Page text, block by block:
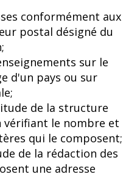
conformément aux
postal désigné du
sur le
d'un pays ou sur
de la structure
vérifiant le nombre et
qui le composent;
de la rédaction des
une adresse